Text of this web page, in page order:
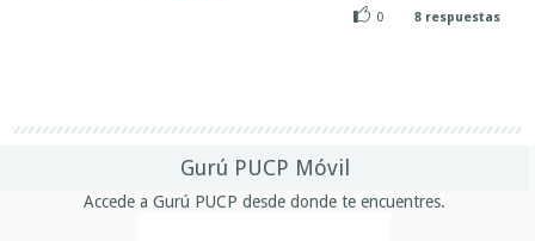
0
8 respuestas
Gurú PUCP Móvil
Accede a Gurú PUCP desde donde te encuentres.